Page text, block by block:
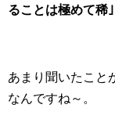
ることは極めて稀
あまり聞いたこと
なんですね～。